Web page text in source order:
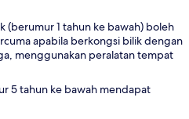
(berumur 1 tahun ke bawah) boleh
apabila berkongsi bilik dengan
menggunakan peralatan tempat
5 tahun ke bawah mendapat